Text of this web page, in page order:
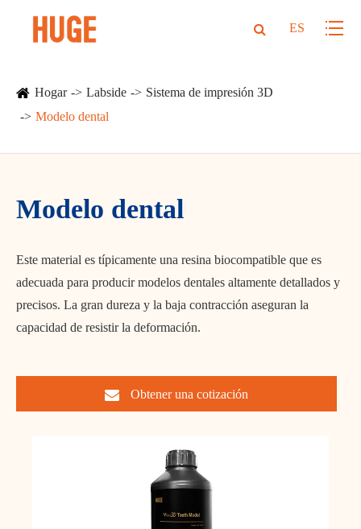
ES
Hogar Labside
Sistema de impresión 3D
Modelo dental
Modelo dental
Este material es típicamente una resina biocompatible que es
adecuada para producir modelos dentales altamente detallados y
precisos. La gran dureza y la baja contracción aseguran la
capacidad de resistir la deformación.
Obtener una cotización